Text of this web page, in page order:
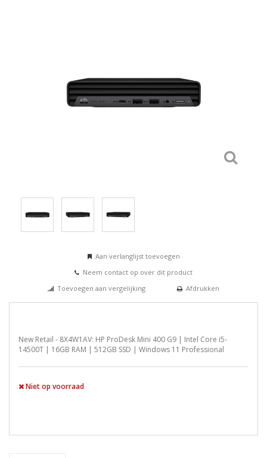
Aan verlanglijst toevoegen
Neem contact op over dit product
Toevoegen aan vergelijking
Afdrukken
New Retail - 8X4W1AV: HP ProDesk Mini 400 G9 | Intel Core i5-
14500T | 16GB RAM | 512GB SSD | Windows 11 Professional
Niet op voorraad